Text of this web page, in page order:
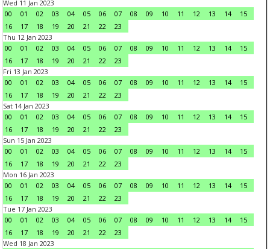
Wed 11 Jan 2023
00
01 02 03 04 05 06 07 08 09 10 11 12 13 14
15
16
17 18 19 20 21 22
23
Thu 12 Jan 2023
00
01 02 03 04 05 06 07 08 09 10 11 12 13 14
15
16
17 18 19 20 21 22
23
Fri 13 Jan 2023
00
01 02 03 04 05 06 07 08 09 10 11 12 13 14
15
16
17 18 19 20 21 22
23
Sat 14 Jan 2023
00
01 02 03 04 05 06 07 08 09 10 11 12 13 14
15
16
17 18 19 20 21 22
23
Sun 15 Jan 2023
00
01 02 03 04 05 06 07 08 09 10 11 12 13 14
15
16
17 18 19 20 21 22
23
Mon 16 Jan 2023
00
01 02 03 04 05 06 07 08 09 10 11 12 13 14
15
16
17 18 19 20 21 22
23
Tue 17 Jan 2023
00
01 02 03 04 05 06 07 08 09 10 11 12 13 14
15
16
17 18 19 20 21 22
23
Wed 18 Jan 2023